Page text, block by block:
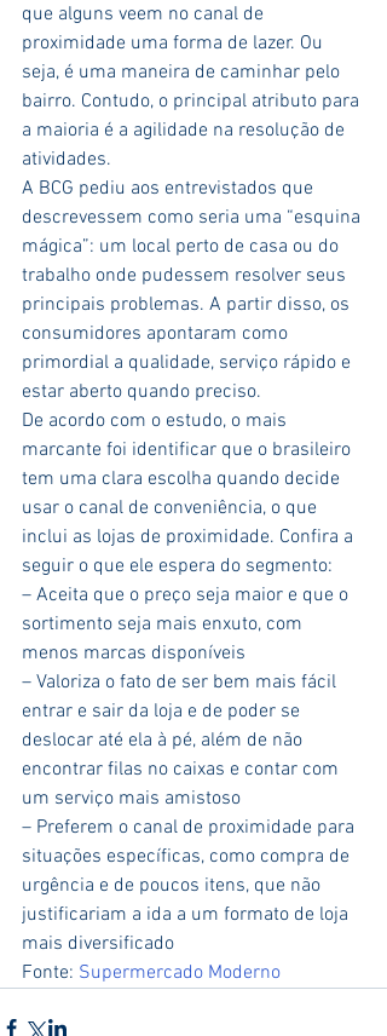
que alguns veem no canal de
proximidade uma forma de lazer. Ou
seja, é uma maneira de caminhar pelo
bairro. Contudo, o principal atributo para
a maioria é a agilidade na resolução de
atividades.
A BCG pediu aos entrevistados que
descrevessem como seria uma “esquina
mágica”: um local perto de casa ou do
trabalho onde pudessem resolver seus
principais problemas. A partir disso, os
consumidores apontaram como
primordial a qualidade, serviço rápido e
estar aberto quando preciso.
De acordo com o estudo, o mais
marcante foi identificar que o brasileiro
tem uma clara escolha quando decide
usar o canal de conveniência, o que
inclui as lojas de proximidade. Confira a
seguir o que ele espera do segmento:
– Aceita que o preço seja maior e que o
sortimento seja mais enxuto, com
menos marcas disponíveis
– Valoriza o fato de ser bem mais fácil
entrar e sair da loja e de poder se
deslocar até ela à pé, além de não
encontrar filas no caixas e contar com
um serviço mais amistoso
– Preferem o canal de proximidade para
situações específicas, como compra de
urgência e de poucos itens, que não
justificariam a ida a um formato de loja
mais diversificado
Fonte: Supermercado Moderno